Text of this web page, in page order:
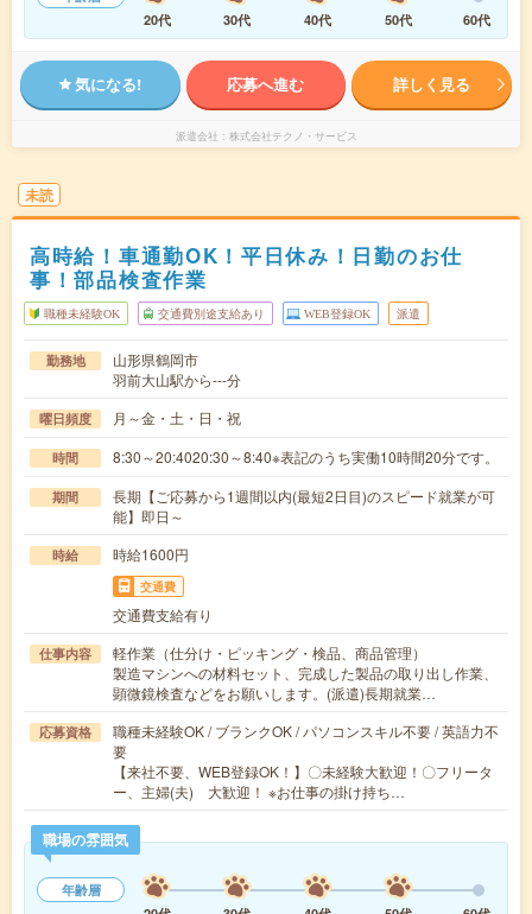
20代
30代 40代 50代 60代
気になる! 応募へ進む 詳しく見る
派遣会社 株式会社テクノ・サービス
未読
高時給！車通勤OK！平日休み！日勤のお仕
事！部品検査作業
職種未経験OK 交通費別途支給あり WEB登録OK 派遣
勤務地
山形県鶴岡市
羽前大山駅から---分
曜日頻度 月～金・土・日・祝
時間 8:30～20:4020:30～8:40※表記のうち実働10時間20分です。
期間
長期【ご応募から1週間以内(最短2日目)のスピード就業が可
能】即日～
時給 時給1600円
交通費
交通費支給有り
仕事内容
軽作業（仕分け・ピッキング・検品、商品管理）
製造マシンへの材料セット、完成した製品の取り出し作業、
顕微鏡検査などをお願いします。(派遣)長期就業…
応募資格
職種未経験OK / ブランクOK / パソコンスキル不要 / 英語力不
要
【来社不要、WEB登録OK！】〇未経験大歓迎！〇フリータ
ー、主婦(夫) 大歓迎！ ※お仕事の掛け持ち…
職場の雰囲気
年齢層